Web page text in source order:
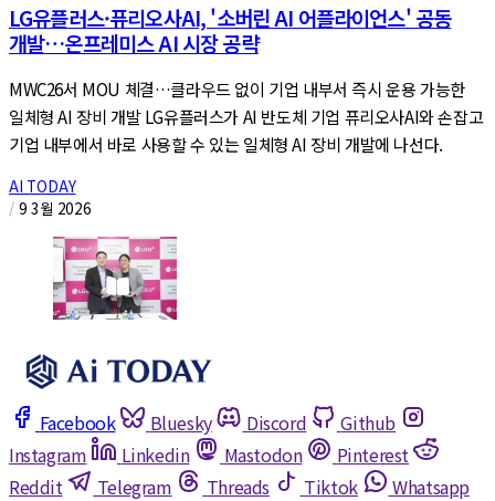
LG유플러스·퓨리오사AI, '소버린 AI 어플라이언스' 공동
개발…온프레미스 AI 시장 공략
MWC26서 MOU 체결…클라우드 없이 기업 내부서 즉시 운용 가능한
일체형 AI 장비 개발 LG유플러스가 AI 반도체 기업 퓨리오사AI와 손잡고
기업 내부에서 바로 사용할 수 있는 일체형 AI 장비 개발에 나선다.
AI TODAY
/ 9 3월 2026
Facebook Bluesky Discord
Github
Instagram
Linkedin Mastodon
Pinterest
Reddit
Telegram Threads Tiktok Whatsapp